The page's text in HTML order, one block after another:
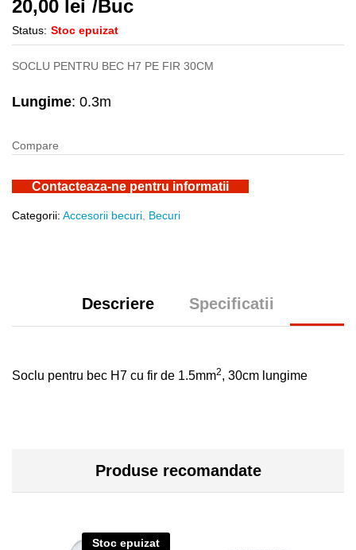
20,00 lei /Buc
Status: Stoc epuizat
SOCLU PENTRU BEC H7 PE FIR 30CM
Lungime: 0.3m
Compare
Contacteaza-ne pentru informatii
Categorii: Accesorii becuri Becuri
Descriere Specificatii
Soclu pentru bec H7 cu fir de 1.5mm2, 30cm lungime
Produse recomandate
Stoc epuizat